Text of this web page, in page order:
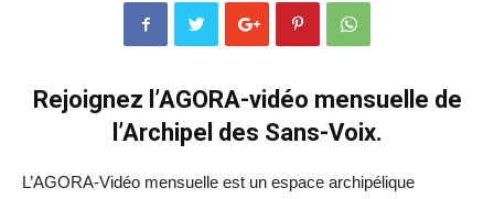
Rejoignez l’AGORA-vidéo mensuelle de
l’Archipel des Sans-Voix.
L’AGORA-Vidéo mensuelle est un espace archipélique